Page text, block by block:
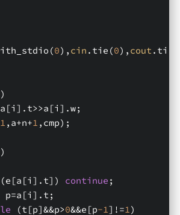
0), cin .tie(0), cout .ti
CI a[i].t>>a[i].w;
1 ,a+n+1 ,cmp);
continue ;
p=a[i].t;
(t[p]&&p>0&&e[p-1]!=1)